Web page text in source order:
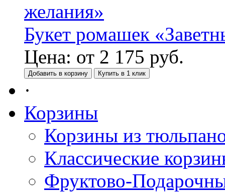
Букет ромашек
Цена: от 2 175 руб.
Добавить в корзину Купить в 1 клик
·
Корзины
Корзины из
Классические
Фруктово-